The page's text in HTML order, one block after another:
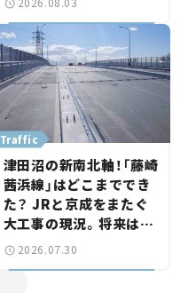
路計画】
Traffic
津田沼の新南北軸！「藤崎
茜浜線」はどこまででき
た？ JRと京成をまたぐ
大工事の現況。将来は
「習志野～鎌ケ谷」を最短
2026.07.30